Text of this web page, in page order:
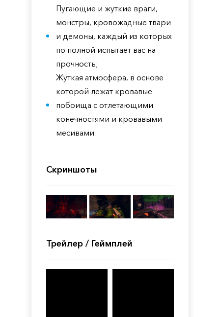
Пугающие и жуткие враги,
монстры, кровожадные твари
и демоны, каждый из которых
по полной испытает вас на
прочность;
Жуткая атмосфера, в основе
которой лежат кровавые
побоища с отлетающими
конечностями и кровавыми
месивами.
Скриншоты
Трейлер / Геймплей